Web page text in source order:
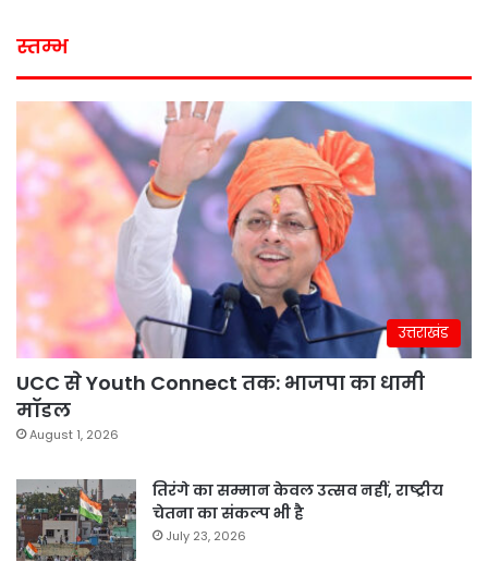
स्तम्भ
उत्तराखंड
UCC से Youth Connect तक: भाजपा का धामी
मॉडल
August 1, 2026
तिरंगे का सम्मान केवल उत्सव नहीं, राष्ट्रीय
चेतना का संकल्प भी है
July 23, 2026